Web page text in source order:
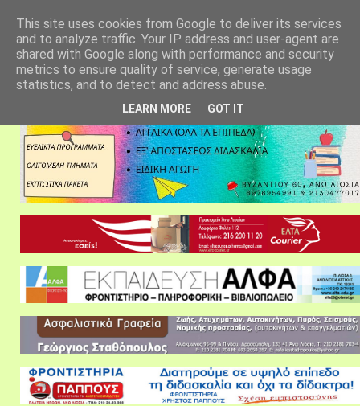
This site uses cookies from Google to deliver its services
and to analyze traffic. Your IP address and user-agent are
shared with Google along with performance and security
metrics to ensure quality of service, generate usage
statistics, and to detect and address abuse.
LEARN MORE GOT IT